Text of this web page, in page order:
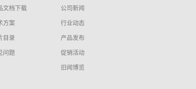
文档下载
方案
目录
问题
公司新闻
行业动态
产品发布
促销活动
旧闻博览